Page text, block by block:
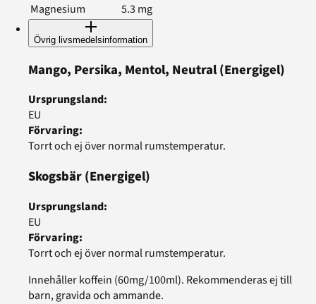
Magnesium
5.3 mg
Övrig livsmedelsinformation
Mango, Persika, Mentol, Neutral(Energigel)
Ursprungsland:
EU
Förvaring:
Torrt och ej över normal rumstemperatur.
Skogsbär(Energigel)
Ursprungsland:
EU
Förvaring:
Torrt och ej över normal rumstemperatur.
Innehåller koffein (60mg/100ml). Rekommenderas ej till
barn, gravida och ammande.